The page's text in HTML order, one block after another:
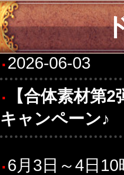
2026-06-03
【合体素材第
キャンペーン♪
6月3日～4日